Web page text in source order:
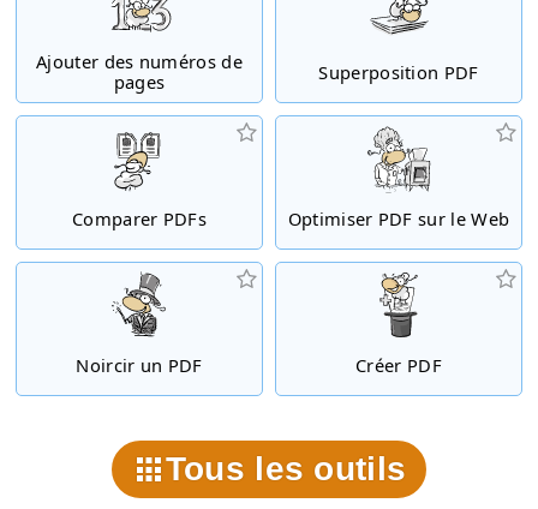
Ajouter des numéros de
pages
Superposition PDF
Comparer PDFs Optimiser PDF sur le Web
Noircir un PDF Créer PDF
Tous les outils